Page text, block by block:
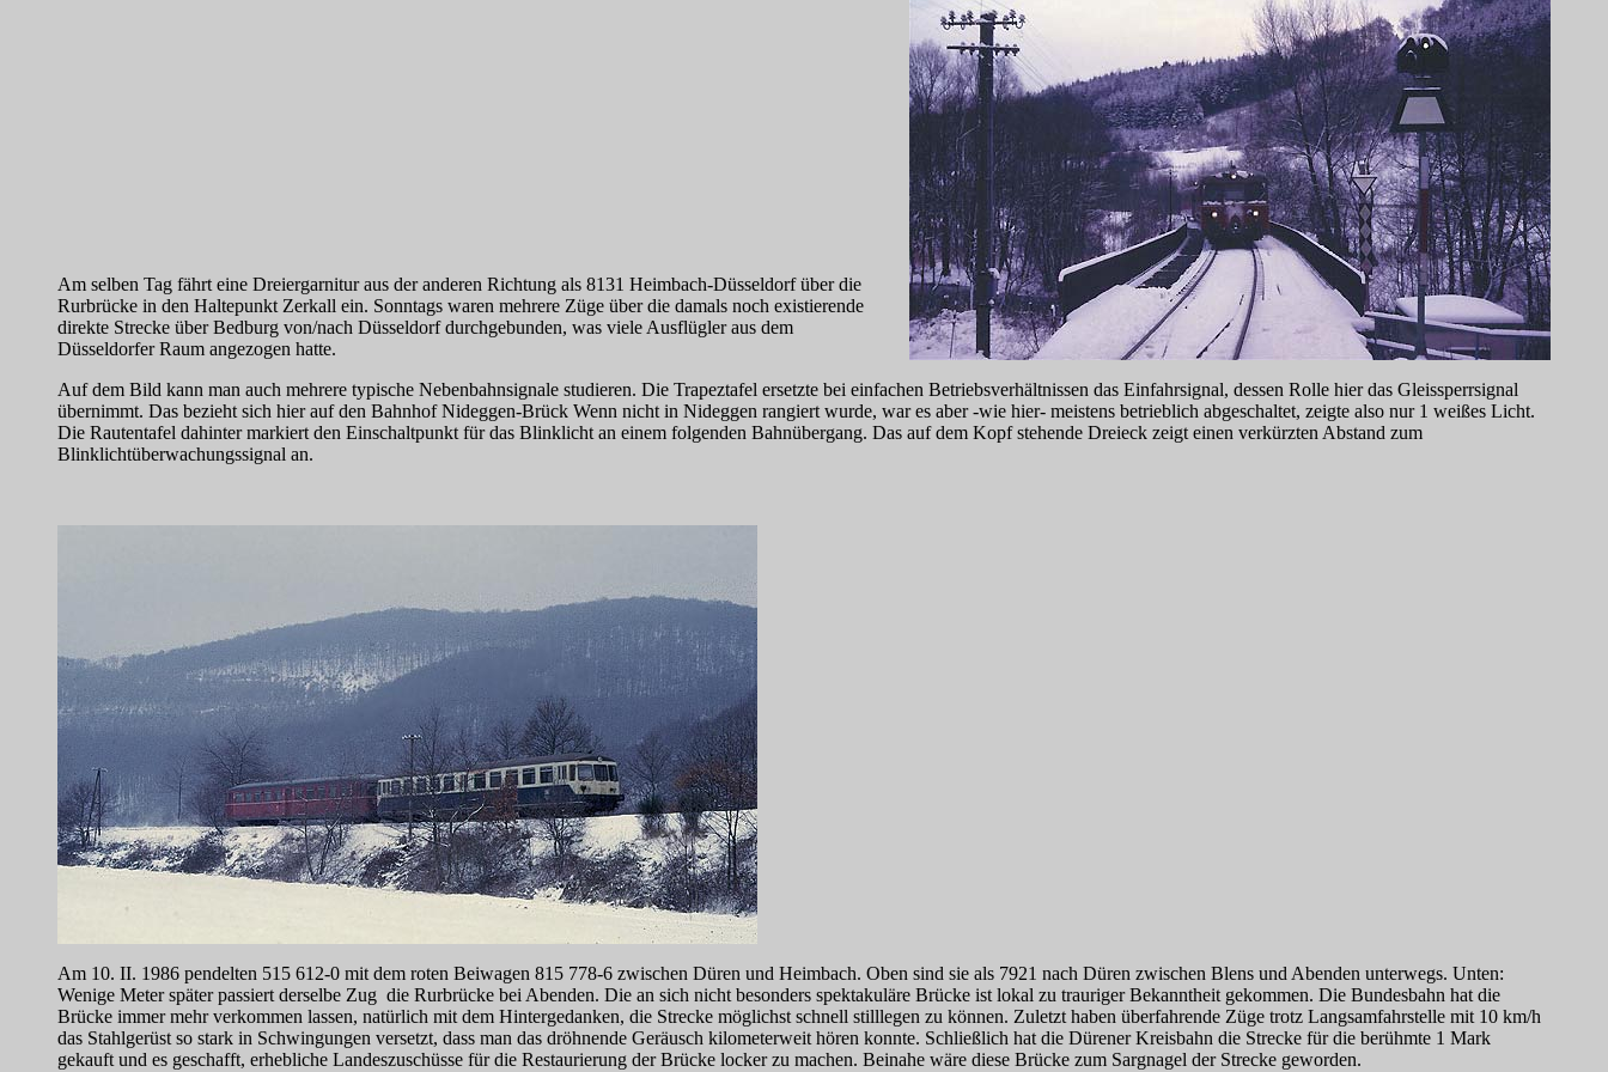
Am selben Tag fährt eine Dreiergarnitur aus der anderen Richtung als 8131 Heimbach-Düsseldorf über die
Rurbrücke in den Haltepunkt Zerkall ein. Sonntags waren mehrere Züge über die damals noch existierende
direkte Strecke über Bedburg von/nach Düsseldorf durchgebunden, was viele Ausflügler aus dem
Düsseldorfer Raum angezogen hatte.
Auf dem Bild kann man auch mehrere typische Nebenbahnsignale studieren. Die Trapeztafel ersetzte bei einfachen Betriebsverhältnissen das Einfahrsignal, dessen Rolle hier das Gleissperrsignal
übernimmt. Das bezieht sich hier auf den Bahnhof Nideggen-Brück Wenn nicht in Nideggen rangiert wurde, war es aber -wie hier- meistens betrieblich abgeschaltet, zeigte also nur 1 weißes Licht.
Die Rautentafel dahinter markiert den Einschaltpunkt für das Blinklicht an einem folgenden Bahnübergang. Das auf dem Kopf stehende Dreieck zeigt einen verkürzten Abstand zum
Blinklichtüberwachungssignal an.
Am 10. II. 1986 pendelten 515 612-0 mit dem roten Beiwagen 815 778-6 zwischen Düren und Heimbach. Oben sind sie als 7921 nach Düren zwischen Blens und Abenden unterwegs. Unten:
Wenige Meter später passiert derselbe Zug die Rurbrücke bei Abenden. Die an sich nicht besonders spektakuläre Brücke ist lokal zu trauriger Bekanntheit gekommen. Die Bundesbahn hat die
Brücke immer mehr verkommen lassen, natürlich mit dem Hintergedanken, die Strecke möglichst schnell stilllegen zu können. Zuletzt haben überfahrende Züge trotz Langsamfahrstelle mit 10 km/h
das Stahlgerüst so stark in Schwingungen versetzt, dass man das dröhnende Geräusch kilometerweit hören konnte. Schließlich hat die Dürener Kreisbahn die Strecke für die berühmte 1 Mark
gekauft und es geschafft, erhebliche Landeszuschüsse für die Restaurierung der Brücke locker zu machen. Beinahe wäre diese Brücke zum Sargnagel der Strecke geworden.